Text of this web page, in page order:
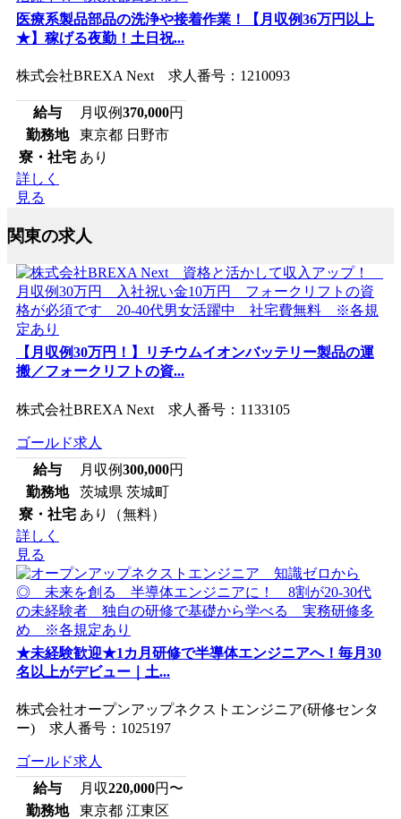
医療系製品部品の洗浄や接着作業！【月収例36万円以上
★】稼げる夜勤！土日祝...
株式会社BREXA Next 求人番号：1210093
給与 月収例370,000円
勤務地
東京都 日野市
寮・社宅 あり
詳しく
見る
関東の求人
【月収例30万円！】リチウムイオンバッテリー製品の運
搬／フォークリフトの資...
株式会社BREXA Next 求人番号：1133105
ゴールド求人
給与
月収例300,000円
勤務地
茨城県 茨城町
寮・社宅 あり（無料）
詳しく
見る
★未経験歓迎★1カ月研修で半導体エンジニアへ！毎月30
名以上がデビュー｜土...
株式会社オープンアップネクストエンジニア(研修センタ
ー) 求人番号：1025197
ゴールド求人
給与
月収220,000円〜
勤務地
東京都 江東区